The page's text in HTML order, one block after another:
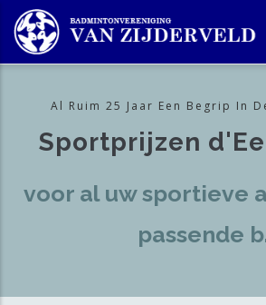
Overslaan
en
naar
Al Ruim 25 Jaar Een Begrip In
Sportprijzen
voor al uw sportieve
passende